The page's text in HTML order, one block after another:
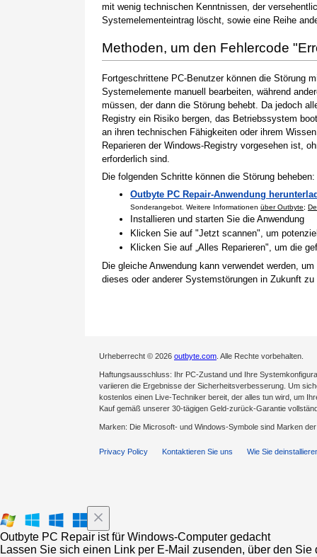
mit wenig technischen Kenntnissen, der
Systemelementeintrag löscht, sowie eine Reihe
Methoden, um den Fehlercode
Fortgeschrittene PC-Benutzer können die Störung
Systemelemente manuell bearbeiten, während
müssen, der dann die Störung behebt. Da jedoch
Registry ein Risiko bergen, das Betriebssystem
an ihren technischen Fähigkeiten oder ihrem
Reparieren der Windows-Registry vorgesehen ist,
erforderlich sind.
Die folgenden Schritte können die Störung beheben:
Outbyte PC Repair-Anwendung
Sonderangebot. Weitere Informationen über Outbyte;
Installieren und starten Sie die Anwendung
Klicken Sie auf "Jetzt scannen", um
Klicken Sie auf „Alles Reparieren", um die
Die gleiche Anwendung kann verwendet werden,
dieses oder anderer Systemstörungen in Zukunft zu
Urheberrecht © 2026 outbyte.com . Alle Rechte vorbehalten.
Haftungsausschluss: Ihr PC-Zustand und Ihre
variieren die Ergebnisse der Sicherheitsverbesserung. Um
kostenlos einen Live-Techniker bereit, der alles tun wird, um
Kauf gemäß unserer 30-tägigen Geld-zurück-Garantie
Marken: Die Microsoft- und Windows-Symbole sind Marken
Privacy Policy Kontaktieren Sie uns Wie Sie
Outbyte PC Repair ist für Windows-Computer gedacht
Lassen Sie sich einen Link per E-Mail zusenden, über den